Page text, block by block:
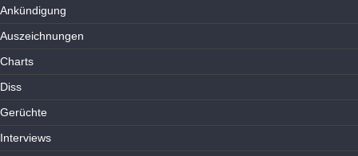
Ankündigung
Auszeichnungen
Charts
Diss
Gerüchte
Interviews